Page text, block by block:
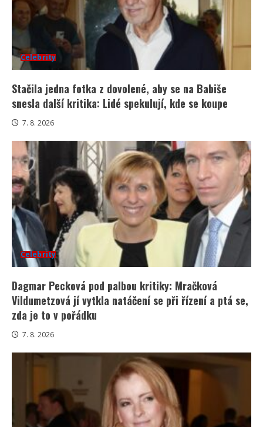
Celebrity
Stačila jedna fotka z dovolené, aby se na Babiše
snesla další kritika: Lidé spekulují, kde se koupe
7. 8. 2026
Celebrity
Dagmar Pecková pod palbou kritiky: Mračková
Vildumetzová jí vytkla natáčení se při řízení a ptá se,
zda je to v pořádku
7. 8. 2026